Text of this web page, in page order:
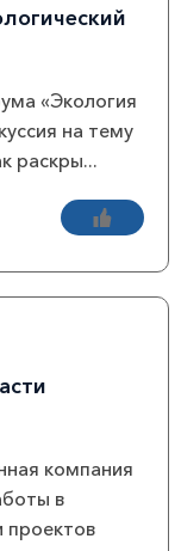
«Экология
на тему
раскры...
компания
в
проектов